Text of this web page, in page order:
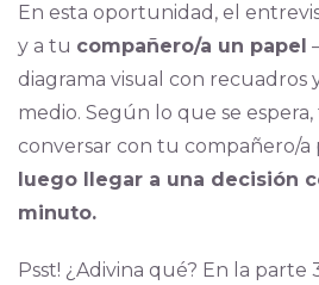
En esta oportunidad, el
y a tu compañero/a un papel
diagrama visual con recuadros
medio. Según lo que se
conversar con tu compañero/a
luego llegar a una decisión
minuto.
Psst! ¿Adivina qué? En la parte